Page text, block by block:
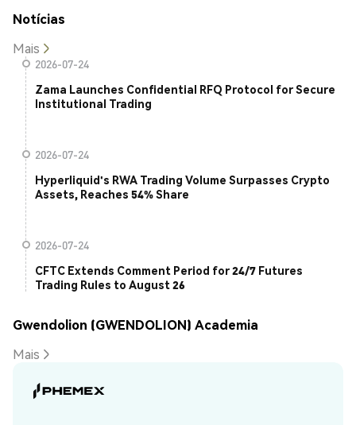
Notícias
Mais
2026-07-24
Zama Launches Confidential RFQ Protocol for Secure
Institutional Trading
2026-07-24
Hyperliquid's RWA Trading Volume Surpasses Crypto
Assets, Reaches 54% Share
2026-07-24
CFTC Extends Comment Period for 24/7 Futures
Trading Rules to August 26
Gwendolion (GWENDOLION) Academia
Mais